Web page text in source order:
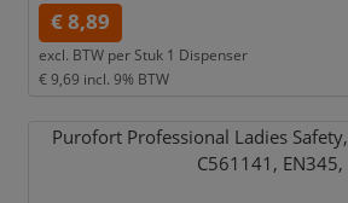
€ 8,89
excl. BTW per Stuk 1 Dispenser
€ 9,69 incl. 9% BTW
Purofort Professional Ladies Safety,
C561141, EN345,